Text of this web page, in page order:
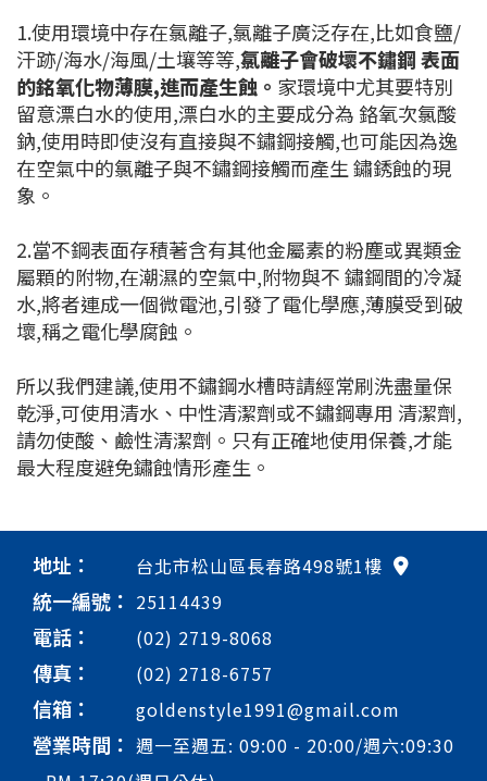
1.使用環境中存在氯離子,氯離子廣泛存在,比如食鹽/
汗跡/海水/海風/土壤等等,氯離子會破壞不鏽鋼 表面
的銘氧化物薄膜,進而產生蝕。 家環境中尤其要特別
留意漂白水的使用,漂白水的主要成分為 鉻氧次氯酸
鈉,使用時即使沒有直接與不鏽鋼接觸,也可能因為逸
在空氣中的氯離子與不鏽鋼接觸而產生 鏽銹蝕的現
象。
2.當不鋼表面存積著含有其他金屬素的粉塵或異類金
屬顆的附物,在潮濕的空氣中,附物與不 鏽鋼間的冷凝
水,將者連成一個微電池,引發了電化學應,薄膜受到破
壞,稱之電化學腐蝕。
所以我們建議,使用不鏽鋼水槽時請經常刷洗盡量保
乾淨,可使用清水、中性清潔劑或不鏽鋼專用 清潔劑,
請勿使酸、鹼性清潔劑。只有正確地使用保養,才能
最大程度避免鏽蝕情形產生。
地址： 台北市松山區長春路498號1樓
統一編號： 25114439
電話： (02) 2719-8068
傳真： (02) 2718-6757
信箱： goldenstyle1991@gmail.com
營業時間： 週一至週五: 09:00 - 20:00/週六:09:30